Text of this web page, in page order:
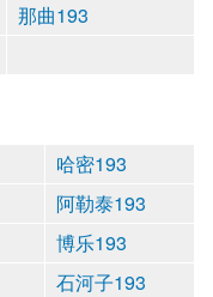
那曲193
哈密193
阿勒泰193
博乐193
石河子193